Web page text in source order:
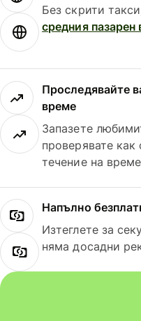
Без скрити
средния пазарен
Проследявайте
време
Запазете
проверявате
течение на
Напълно
Изтеглете за
няма досадни